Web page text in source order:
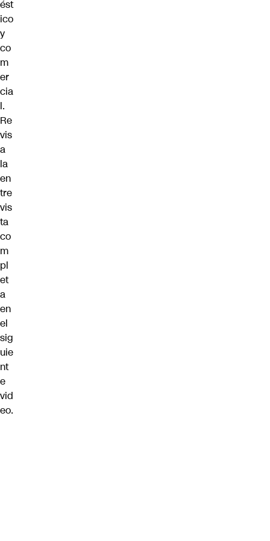
ést
ico
y
co
m
er
cia
l.
Re
vis
a
la
en
tre
vis
ta
co
m
pl
et
a
en
el
sig
uie
nt
e
vid
eo.